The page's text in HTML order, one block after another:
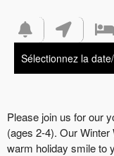
Sélectionnez la
Please join us for our
(ages 2-4). Our
warm holiday smile to